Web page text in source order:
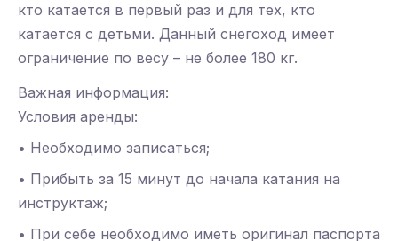
кто катается в первый раз и для тех, кто
катается с детьми. Данный снегоход имеет
ограничение по весу – не более 180 кг.
Важная информация:
Условия аренды:
• Необходимо записаться;
• Прибыть за 15 минут до начала катания на
инструктаж;
• При себе необходимо иметь оригинал паспорта